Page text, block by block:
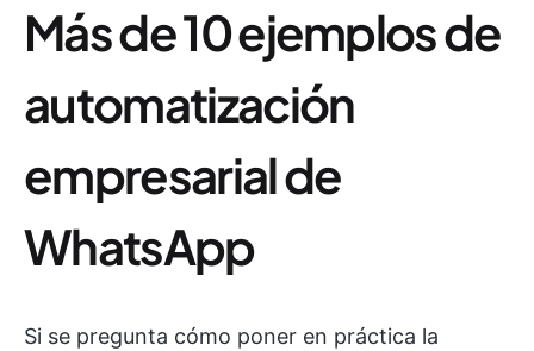
Más de 10 ejemplos de
automatización
empresarial de
WhatsApp
Si se pregunta cómo poner en práctica la